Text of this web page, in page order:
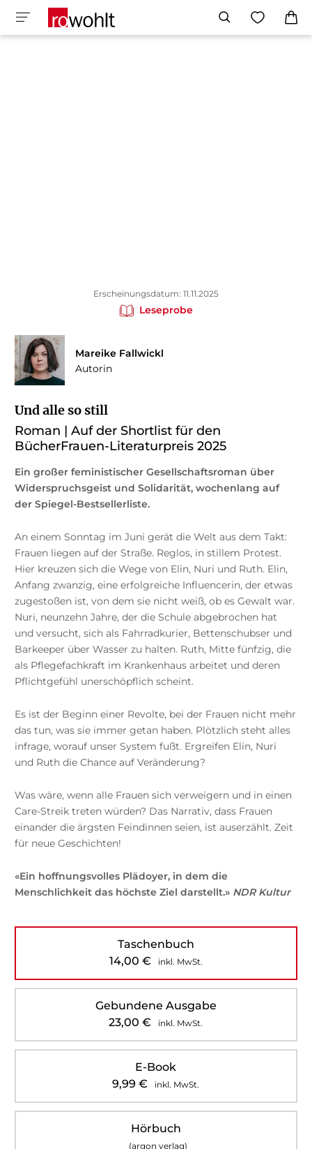
Erscheinungsdatum: 11.11.2025
Leseprobe
Mareike Fallwickl
Autorin
Und alle so still
Roman | Auf der Shortlist für den
BücherFrauen-Literaturpreis 2025
Ein großer feministischer Gesellschaftsroman über
Widerspruchsgeist und Solidarität, wochenlang auf
der Spiegel-Bestsellerliste.
An einem Sonntag im Juni gerät die Welt aus dem Takt:
Frauen liegen auf der Straße. Reglos, in stillem Protest.
Hier kreuzen sich die Wege von Elin, Nuri und Ruth. Elin,
Anfang zwanzig, eine erfolgreiche Influencerin, der etwas
zugestoßen ist, von dem sie nicht weiß, ob es Gewalt war.
Nuri, neunzehn Jahre, der die Schule abgebrochen hat
und versucht, sich als Fahrradkurier, Bettenschubser und
Barkeeper über Wasser zu halten. Ruth, Mitte fünfzig, die
als Pflegefachkraft im Krankenhaus arbeitet und deren
Pflichtgefühl unerschöpflich scheint.
Es ist der Beginn einer Revolte, bei der Frauen nicht mehr
das tun, was sie immer getan haben. Plötzlich steht alles
infrage, worauf unser System fußt. Ergreifen Elin, Nuri
und Ruth die Chance auf Veränderung?
Was wäre, wenn alle Frauen sich verweigern und in einen
Care-Streik treten würden? Das Narrativ, dass Frauen
einander die ärgsten Feindinnen seien, ist auserzählt. Zeit
für neue Geschichten!
«Ein hoffnungsvolles Plädoyer, in dem die
Menschlichkeit das höchste Ziel darstellt.» NDR Kultur
Taschenbuch
14,00 € inkl. MwSt.
Gebundene Ausgabe
23,00€ inkl. MwSt.
E-Book
9,99€ inkl. MwSt.
Hörbuch
(argon verlag)